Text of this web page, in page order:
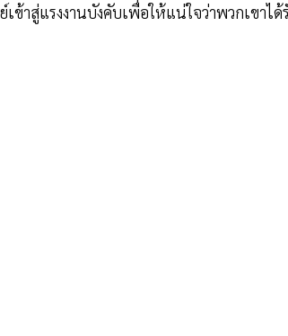
ข้าสู่แรงงานบังคับเพื่อให้แน่ใจว่าพวกเขาไ